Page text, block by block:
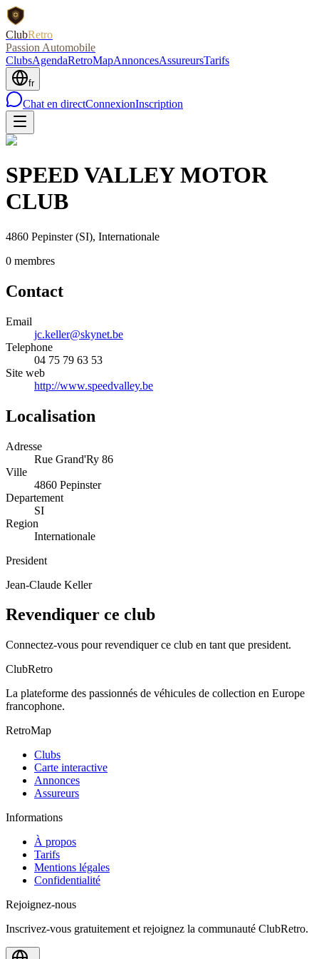
ClubRetro
Passion Automobile
ClubsAgendaRetroMapAnnoncesAssureursTarifs
fr
Chat en directConnexionInscription
SPEED VALLEY MOTOR
CLUB
4860 Pepinster(SI), Internationale
0 membres
Contact
Email
jc.keller@skynet.be
Telephone
04 75 79 63 53
Site web
http://www.speedvalley.be
Localisation
Adresse
Rue Grand'Ry 86
Ville
4860 Pepinster
Departement
SI
Region
Internationale
President
Jean-Claude Keller
Revendiquer ce club
Connectez-vous pour revendiquer ce club en tant que president.
ClubRetro
La plateforme des passionnés de véhicules de collection en Europe
francophone.
RetroMap
Clubs
Carte interactive
Annonces
Assureurs
Informations
À propos
Tarifs
Mentions légales
Confidentialité
Rejoignez-nous
Inscrivez-vous gratuitement et rejoignez la communauté ClubRetro.